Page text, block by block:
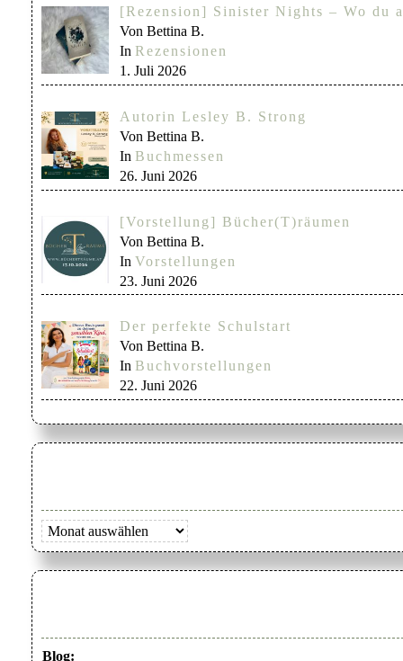
[Rezension] Sinister Nights – Wo du
Von Bettina B.
In Rezensionen
1. Juli 2026
Autorin Lesley B. Strong
Von Bettina B.
In Buchmessen
26. Juni 2026
[Vorstellung] Bücher(T)räumen
Von Bettina B.
In Vorstellungen
23. Juni 2026
Der perfekte Schulstart
Von Bettina B.
In Buchvorstellungen
22. Juni 2026
Archiv
Blog: